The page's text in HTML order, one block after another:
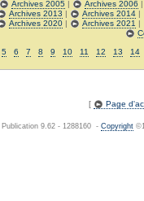
Archives 2005 | Archives 2006
Archives 2013 | Archives 2014|
Archives 2020| Archives 2021 |
5 6 7 8 9 10 11 12 13 14
[ Page
Publication 9.62 - 1288160 - Copyright